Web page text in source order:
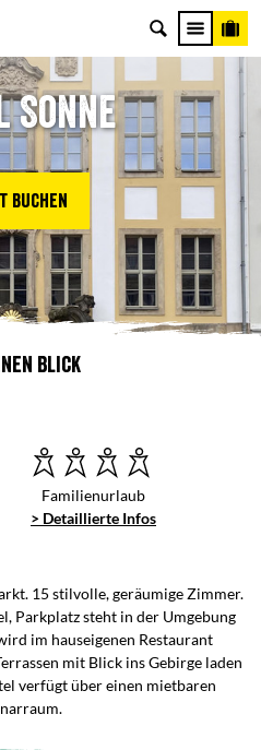
Sonne
buchen
Blick
Familienurlaub
> Detaillierte Infos
15 stilvolle, geräumige Zimmer.
Parkplatz steht in der Umgebung
im hauseigenen Restaurant
mit Blick ins Gebirge laden
verfügt über einen mietbaren